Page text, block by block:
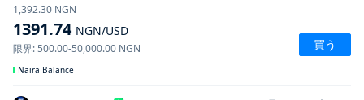
1391.74 NGN/USD
1,392.30 NGN
限界:500.00-50,000.00 NGN 買う
Naira Balance